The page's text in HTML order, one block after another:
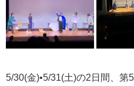
5/30(金)•5/31(土)の2日間、